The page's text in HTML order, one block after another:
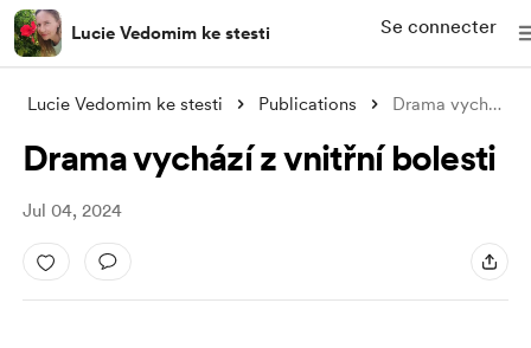
Lucie Vedomim ke stesti Se connecter
Lucie Vedomim ke stesti Publications Drama vychází z vnitřní bolesti
Drama vychází z vnitřní bolesti
Jul 04, 2024